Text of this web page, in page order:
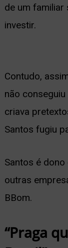
de um familiar
investir.
Contudo,
não
criava
Santos fugiu
Santos é
outras
BBom.
“Praga